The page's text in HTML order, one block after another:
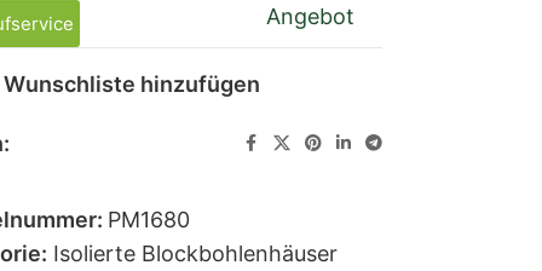
Angebot
hinzufügen
PM1680
Isolierte Blockbohlenhäuser